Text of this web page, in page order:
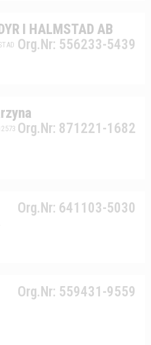
I HALMSTAD AB
Org.Nr: 556233-5439
Org.Nr: 871221-1682
Org.Nr: 641103-5030
Org.Nr: 559431-9559